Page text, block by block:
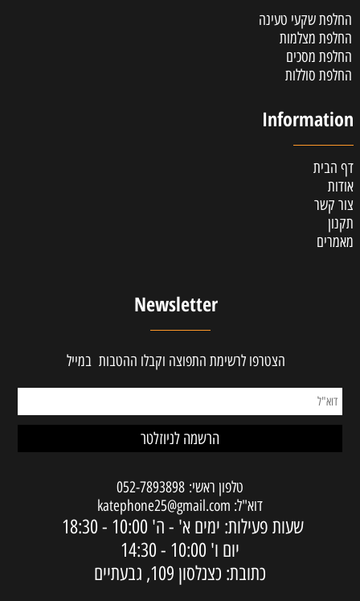
החלפת שקעי טעינה
החלפת מצלמות
החלפת מסכים
החלפת סוללות
Information
דף הבית
אודות
צור קשר
תקנון
מאמרים
Newsletter
הצטרפו לרשימת התפוצה וקבלו ההטבות במייל
טלפון ראשי: 052-7893898
דוא"ל: katephone25@gmail.com
שעות פעילות: ימים א' - ה' 10:00 - 18:30
יום ו' 10:00 - 14:30
כתובת: כצנלסון 109, גבעתיים